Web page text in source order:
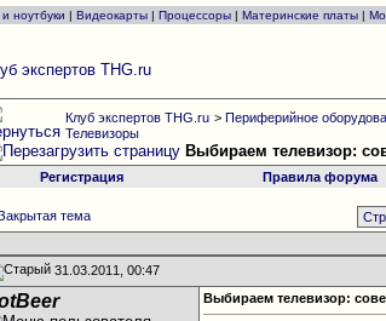
ноутбуки | Видеокарты | Процессоры | Материнские платы |
Клуб экспертов THG.ru >Периферийное
Телевизоры
Выбираем телевизор:
Регистрация Правила форума
31.03.2011, 00:47
Выбираем телевизор: